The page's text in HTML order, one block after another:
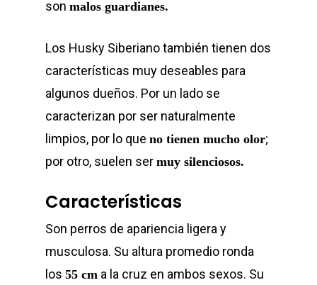
son malos guardianes.
Los Husky Siberiano también tienen dos
características muy deseables para
algunos dueños. Por un lado se
caracterizan por ser naturalmente
limpios, por lo que no tienen mucho olor;
por otro, suelen ser muy silenciosos.
Características
Son perros de apariencia ligera y
musculosa. Su altura promedio ronda
los 55 cm a la cruz en ambos sexos. Su